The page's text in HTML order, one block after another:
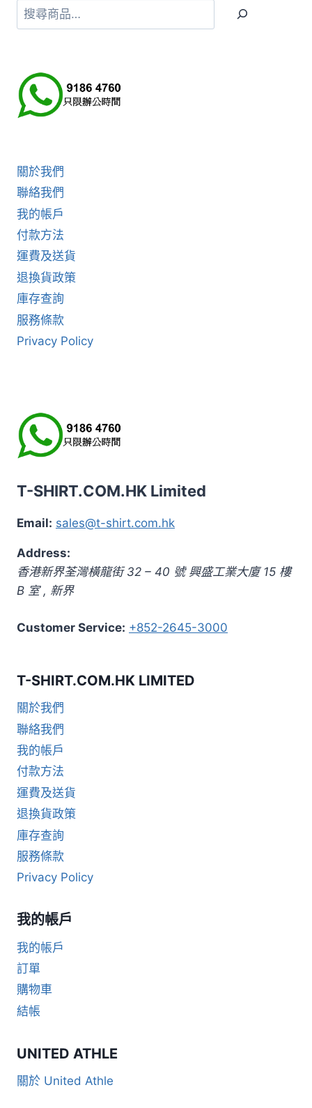
搜
尋
關於我們
聯絡我們
我的帳戶
付款方法
運費及送貨
退換貨政策
庫存查詢
服務條款
Privacy Policy
T-SHIRT.COM.HK Limited
Email: sales@t-shirt.com.hk
Address:
香港新界荃灣橫龍街 32 – 40 號 興盛工業大廈 15 樓
B 室, 新界
Customer Service: +852-2645-3000
T-SHIRT.COM.HK LIMITED
關於我們
聯絡我們
我的帳戶
付款方法
運費及送貨
退換貨政策
庫存查詢
服務條款
Privacy Policy
我的帳戶
我的帳戶
訂單
購物車
結帳
UNITED ATHLE
關於 United Athle